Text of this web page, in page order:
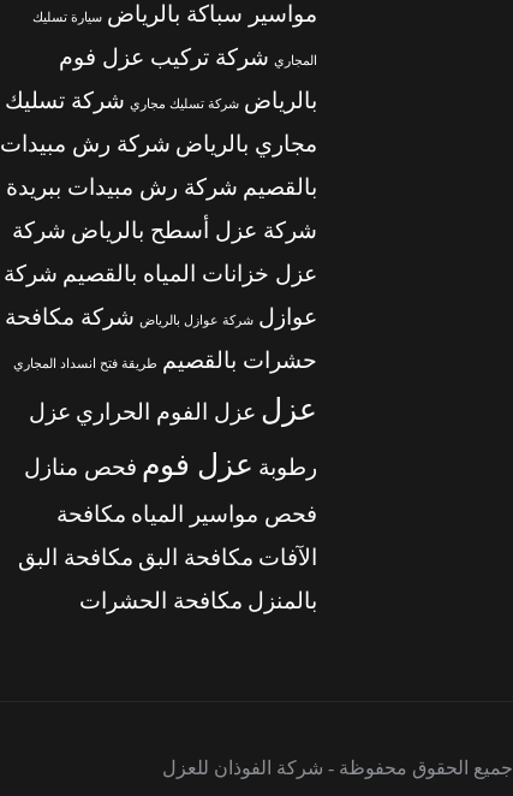
مواسير سباكة بالرياض سيارة تسليك
المجاري شركة تركيب عزل فوم
بالرياض شركة تسليك مجاري شركة تسليك
مجاري بالرياض شركة رش مبيدات
بالقصيم شركة رش مبيدات ببريدة
شركة عزل أسطح بالرياض شركة
عزل خزانات المياه بالقصيم شركة
عوازل شركة عوازل بالرياض شركة مكافحة
حشرات بالقصيم طريقة فتح انسداد المجاري
عزل عزل الفوم الحراري عزل
رطوبة عزل فوم فحص منازل
فحص مواسير المياه مكافحة
الآفات مكافحة البق مكافحة البق
بالمنزل مكافحة الحشرات
جميع الحقوق محفوظة - شركة الفوذان للعزل